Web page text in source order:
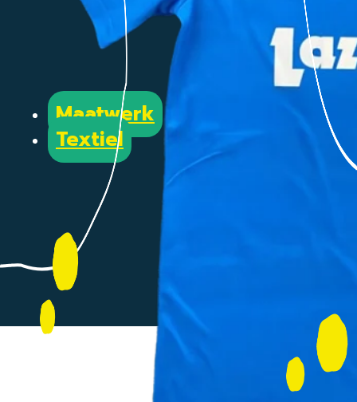
Maatwerk
Textiel